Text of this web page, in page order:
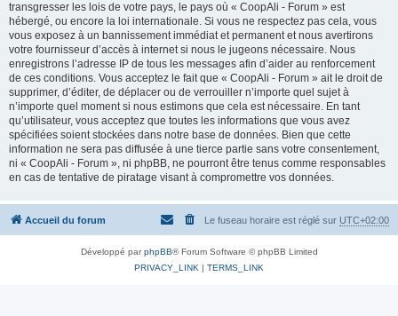
transgresser les lois de votre pays, le pays où « CoopAli - Forum » est
hébergé, ou encore la loi internationale. Si vous ne respectez pas cela, vous
vous exposez à un bannissement immédiat et permanent et nous avertirons
votre fournisseur d’accès à internet si nous le jugeons nécessaire. Nous
enregistrons l’adresse IP de tous les messages afin d’aider au renforcement
de ces conditions. Vous acceptez le fait que « CoopAli - Forum » ait le droit de
supprimer, d’éditer, de déplacer ou de verrouiller n’importe quel sujet à
n’importe quel moment si nous estimons que cela est nécessaire. En tant
qu’utilisateur, vous acceptez que toutes les informations que vous avez
spécifiées soient stockées dans notre base de données. Bien que cette
information ne sera pas diffusée à une tierce partie sans votre consentement,
ni « CoopAli - Forum », ni phpBB, ne pourront être tenus comme responsables
en cas de tentative de piratage visant à compromettre vos données.
Accueil du forum Le fuseau horaire est réglé sur UTC+02:00
Développé parphpBB® Forum Software © phpBB Limited
PRIVACY_LINK | TERMS_LINK